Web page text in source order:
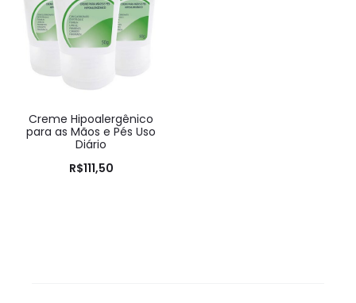
Creme Hipoalergênico
para as Mãos e Pés Uso
Diário
R$111,50